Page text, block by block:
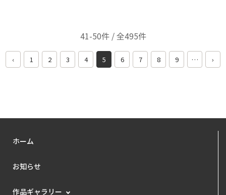
41-50件 / 全495件
‹ 1 2 3 4 5 6 7 8 9 … ›
ホーム
お知らせ
作品ギャラリー